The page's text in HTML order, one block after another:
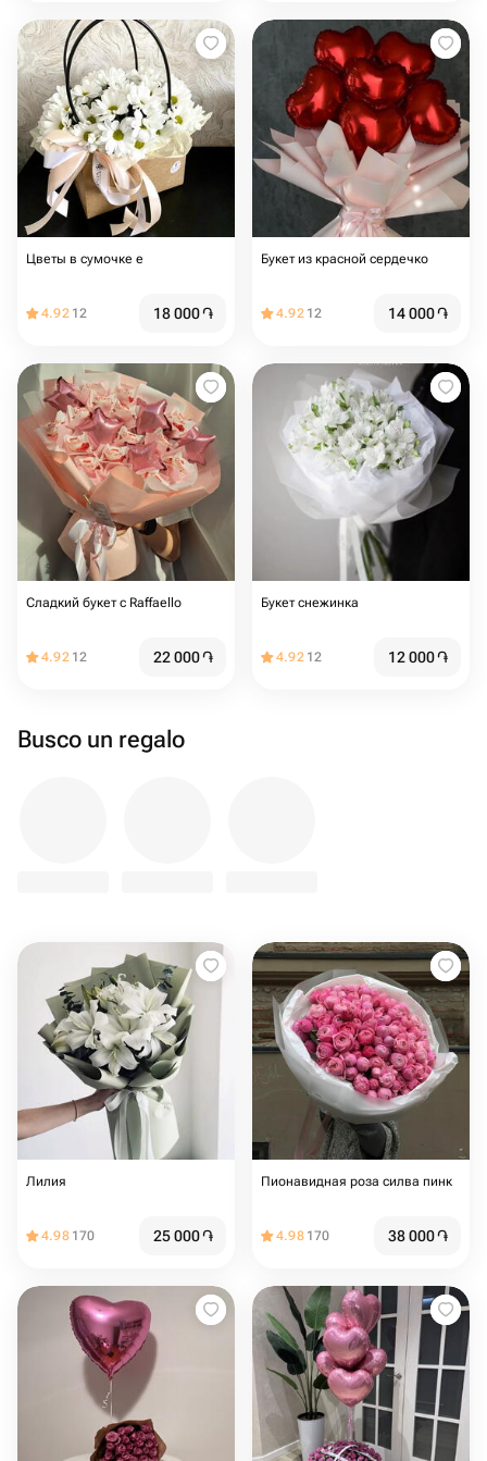
Цветы в сумочке е
4.92 12 18 000֏
Букет из красной сердечко
4.92 12 14 000֏
Сладкий букет с Raffaello
4.92 12 22 000֏
Букет снежинка
4.92 12 12 000֏
Busco un regalo
Лилия
4.98 170 25 000֏
Пионавидная роза силва пинк
4.98 170 38 000֏